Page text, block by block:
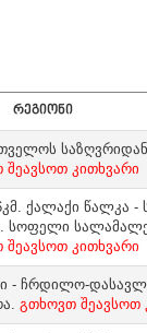
ᲠᲔᲒᲘᲝᲜᲘ
საზღვრიდან
კითხვარი
ქალაქი წალკა -
სოფელი
კითხვარი
- ჩრდილო-
გთხოვთ შეავსოთ